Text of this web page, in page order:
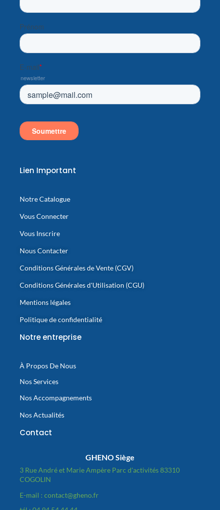
d
n
Lien Important
Notre Catalogue
Vous Connecter
Vous Inscrire
Nous Contacter
Conditions Générales de Vente (CGV)
Conditions Générales d'Utilisation (CGU)
Mentions légales
Politique de confidentialité
Notre entreprise
À Propos De Nous
Nos Services
Nos Accompagnements
Nos Actualités
Contact
GHENO Siège
3 Rue André et Marie Ampère Parc d'activités 83310
COGOLIN
E-mail : contact@gheno.fr